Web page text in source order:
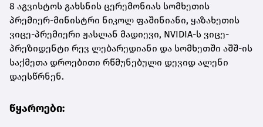
8 აგვისტოს გახსნის ცერემონიას სომხეთის
პრემიერ-მინისტრი ნიკოლ ფაშინიანი, ყაზახეთის
ვიცე-პრემიერი ჟასლან მადიევი, NVIDIA-ს ვიცე-
პრეზიდენტი რევ ლებარედიანი და სომხეთში აშშ-ის
საქმეთა დროებითი რწმუნებული დევიდ ალენი
დაესწრნენ.
წყაროები: